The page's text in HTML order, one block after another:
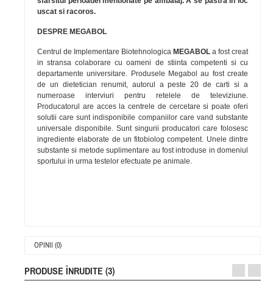
uscat si racoros.
DESPRE MEGABOL
Centrul de Implementare Biotehnologica MEGABOL a fost creat
in stransa colaborare cu oameni de stiinta competenti si cu
departamente universitare. Produsele Megabol au fost create
de un dietetician renumit, autorul a peste 20 de carti si a
numeroase interviuri pentru retelele de televiziune.
Producatorul are acces la centrele de cercetare si poate oferi
solutii care sunt indisponibile companiilor care vand substante
universale disponibile. Sunt singurii producatori care folosesc
ingrediente elaborate de un fitobiolog competent. Unele dintre
substante si metode suplimentare au fost introduse in domeniul
sportului in urma testelor efectuate pe animale.
OPINII (0)
PRODUSE ÎNRUDITE (3)